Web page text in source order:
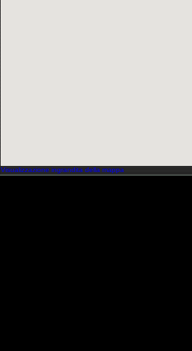
Visualizzazione ingrandita della mappa